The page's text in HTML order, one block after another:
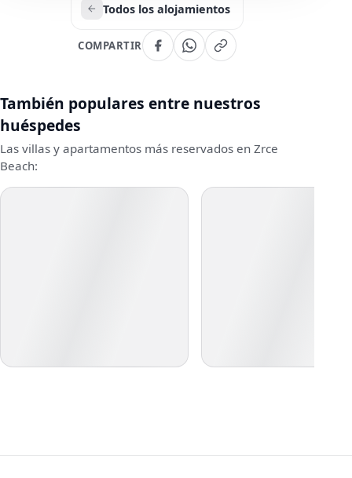
Todos los alojamientos
COMPARTIR
También populares entre nuestros
huéspedes
Las villas y apartamentos más reservados en Zrce
Beach: